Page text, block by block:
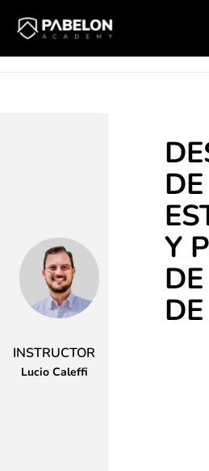
contenido
Inicio Soluciones para empresas
Curso – Desarrollo de estrategias
INSTRUCTOR
Lucio Caleffi
DE
Y